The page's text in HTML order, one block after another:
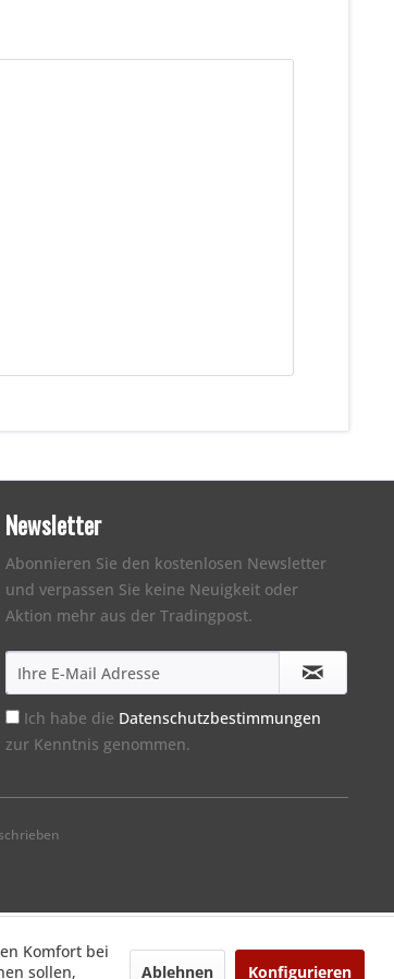
Newsletter
Abonnieren Sie den kostenlosen Newsletter
und verpassen Sie keine Neuigkeit oder
Aktion mehr aus der Tradingpost.
Ich habe die Datenschutzbestimmungen
zur Kenntnis genommen.
Komfort bei
sollen,
Ablehnen Konfigurieren